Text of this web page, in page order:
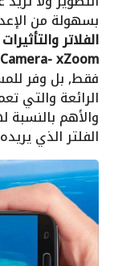
بسهولة من
الفلاتر والتأثيرات
Camera- xZoom
فقط, بل وفر
الرائعة والتي
والأهم
الفلتر الذي